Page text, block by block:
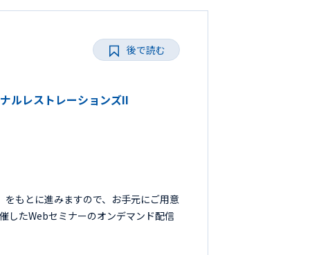
ルレストレーションズII
もとに進みますので、お手元にご用意
したWebセミナーのオンデマンド配信
後で読む